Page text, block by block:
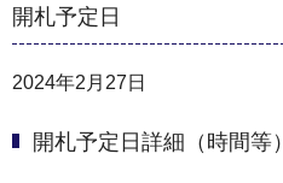
開札予定日
2024年2月27日
開札予定日詳細（時間等）